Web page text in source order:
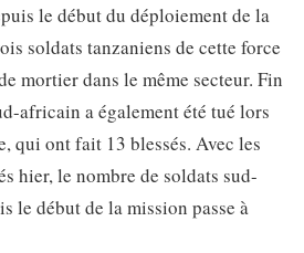
le début du déploiement de la
soldats tanzaniens de cette force
mortier dans le même secteur. Fin
africain a également été tué lors
qui ont fait 13 blessés. Avec les
hier, le nombre de soldats sud-
le début de la mission passe à